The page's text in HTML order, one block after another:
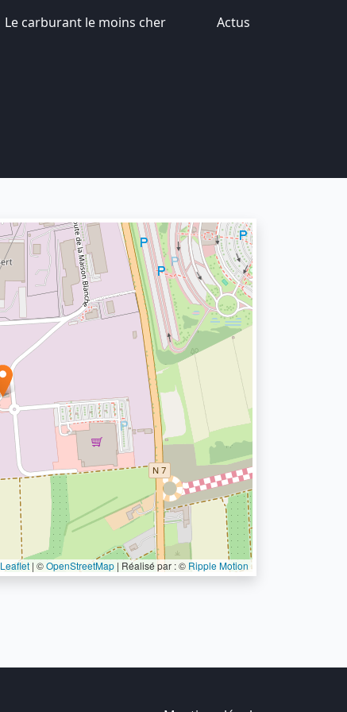
Le carburant le moins cher Actus
Leaflet | ©OpenStreetMap | Réalisé par : © Ripple Motion